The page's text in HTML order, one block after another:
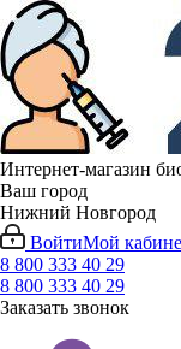
Интернет-магазин
Ваш город
Нижний Новгород
ВойтиМой
8 800 333 40 29
8 800 333 40 29
Заказать звонок